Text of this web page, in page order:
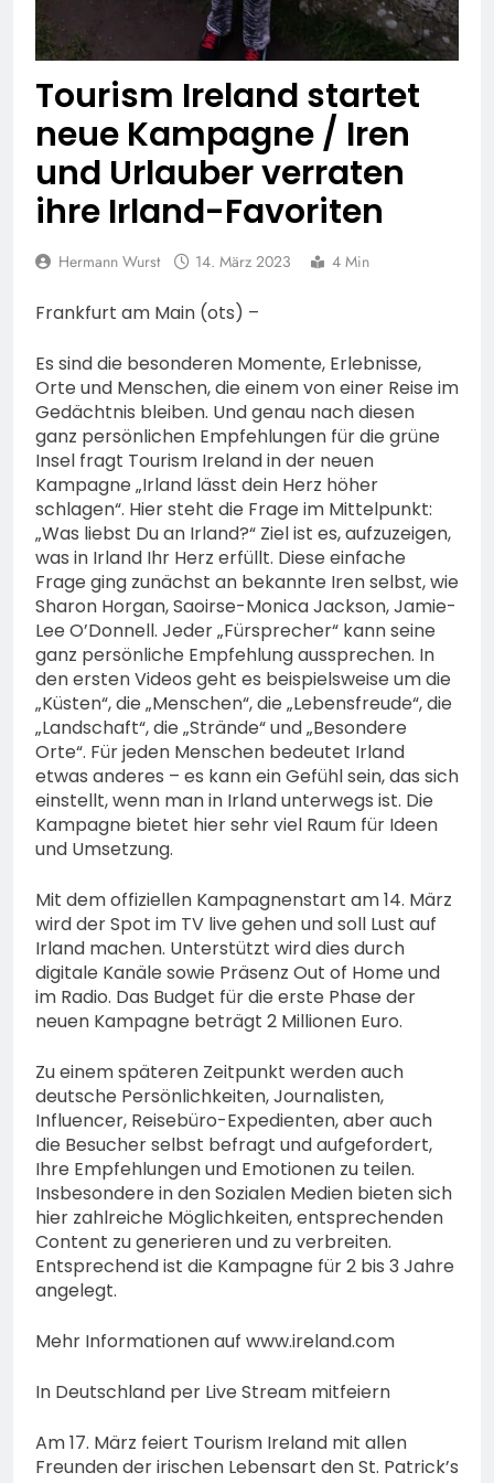
74-jähriger Claus-Peter
H. weiterhin vermisst –
Erneute Veröffentlichung
6. August 2026
Tourism Ireland startet
neue Kampagne / Iren
und Urlauber verraten
ihre Irland-Favoriten
Hermann Wurst 14. März 2023 4 Min
Frankfurt am Main (ots) –
Es sind die besonderen Momente, Erlebnisse,
Orte und Menschen, die einem von einer Reise im
Gedächtnis bleiben. Und genau nach diesen
ganz persönlichen Empfehlungen für die grüne
Insel fragt Tourism Ireland in der neuen
Kampagne „Irland lässt dein Herz höher
schlagen“. Hier steht die Frage im Mittelpunkt:
„Was liebst Du an Irland?“ Ziel ist es, aufzuzeigen,
was in Irland Ihr Herz erfüllt. Diese einfache
Frage ging zunächst an bekannte Iren selbst, wie
Sharon Horgan, Saoirse-Monica Jackson, Jamie-
Lee O’Donnell. Jeder „Fürsprecher“ kann seine
ganz persönliche Empfehlung aussprechen. In
den ersten Videos geht es beispielsweise um die
„Küsten“, die „Menschen“, die „Lebensfreude“, die
„Landschaft“, die „Strände“ und „Besondere
Orte“. Für jeden Menschen bedeutet Irland
etwas anderes – es kann ein Gefühl sein, das sich
einstellt, wenn man in Irland unterwegs ist. Die
Kampagne bietet hier sehr viel Raum für Ideen
und Umsetzung.
Mit dem offiziellen Kampagnenstart am 14. März
wird der Spot im TV live gehen und soll Lust auf
Irland machen. Unterstützt wird dies durch
digitale Kanäle sowie Präsenz Out of Home und
im Radio. Das Budget für die erste Phase der
neuen Kampagne beträgt 2 Millionen Euro.
Zu einem späteren Zeitpunkt werden auch
deutsche Persönlichkeiten, Journalisten,
Influencer, Reisebüro-Expedienten, aber auch
die Besucher selbst befragt und aufgefordert,
Ihre Empfehlungen und Emotionen zu teilen.
Insbesondere in den Sozialen Medien bieten sich
hier zahlreiche Möglichkeiten, entsprechenden
Content zu generieren und zu verbreiten.
Entsprechend ist die Kampagne für 2 bis 3 Jahre
angelegt.
Mehr Informationen auf www.ireland.com
In Deutschland per Live Stream mitfeiern
Am 17. März feiert Tourism Ireland mit allen
Freunden der irischen Lebensart den St. Patrick’s